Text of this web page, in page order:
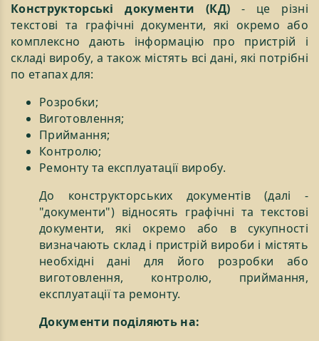
Конструкторські документи (КД)- це різні
текстові та графічні документи, які окремо або
комплексно дають інформацію про пристрій і
складі виробу, а також містять всі дані, які потрібні
по етапах для:
Розробки;
Виготовлення;
Приймання;
Контролю;
Ремонту та експлуатації виробу.
До конструкторських документів (далі -
"документи") відносять графічні та текстові
документи, які окремо або в сукупності
визначають склад і пристрій вироби і містять
необхідні дані для його розробки або
виготовлення, контролю, приймання,
експлуатації та ремонту.
Документи поділяють на: